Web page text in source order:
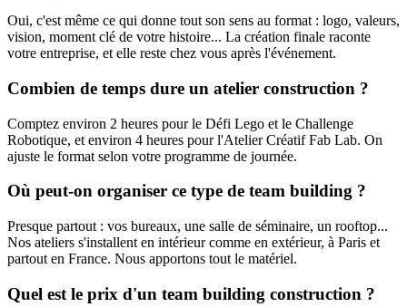
Oui, c'est même ce qui donne tout son sens au format : logo, valeurs,
vision, moment clé de votre histoire... La création finale raconte
votre entreprise, et elle reste chez vous après l'événement.
Combien de temps dure un atelier construction ?
Comptez environ 2 heures pour le Défi Lego et le Challenge
Robotique, et environ 4 heures pour l'Atelier Créatif Fab Lab. On
ajuste le format selon votre programme de journée.
Où peut-on organiser ce type de team building ?
Presque partout : vos bureaux, une salle de séminaire, un rooftop...
Nos ateliers s'installent en intérieur comme en extérieur, à Paris et
partout en France. Nous apportons tout le matériel.
Quel est le prix d'un team building construction ?